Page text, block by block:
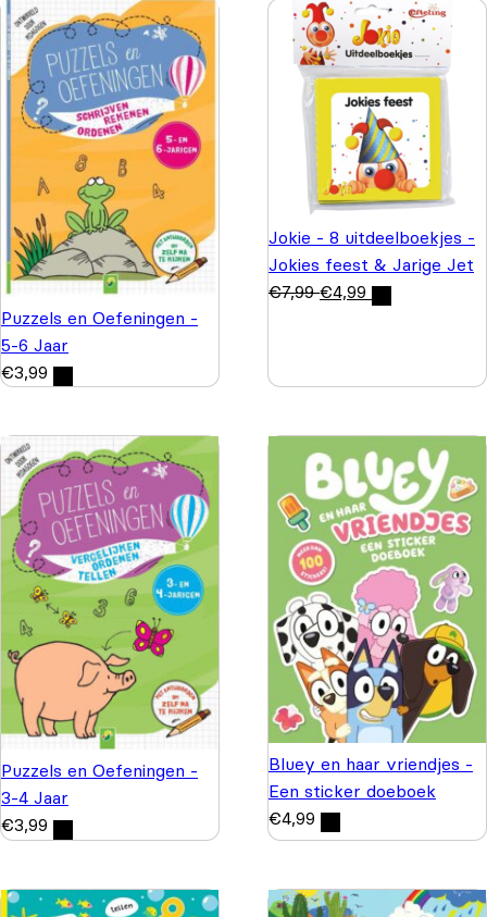
Puzzels en Oefeningen -
5-6 Jaar
€3,99
Jokie - 8 uitdeelboekjes -
Jokies feest & Jarige Jet
€7,99 €4,99
Puzzels en Oefeningen -
3-4 Jaar
€3,99
Bluey en haar vriendjes -
Een sticker doeboek
€4,99